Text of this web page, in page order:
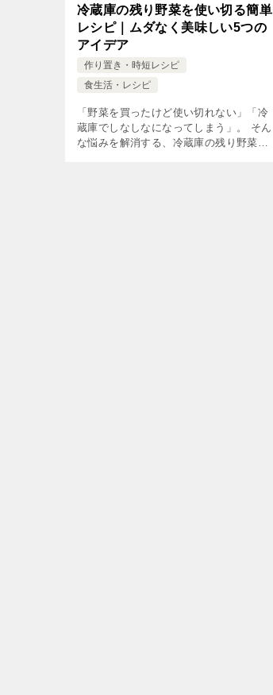
冷蔵庫の残り野菜を使い切る簡単
レシピ｜ムダなく美味しい5つの
アイデア
作り置き・時短レシピ
食生活・レシピ
「野菜を買ったけど使い切れない」「冷
蔵庫でしなしなになってしまう」。 そん
な悩みを解消する、冷蔵庫の残り野菜を